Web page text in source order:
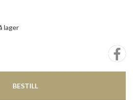
lager
BESTILL